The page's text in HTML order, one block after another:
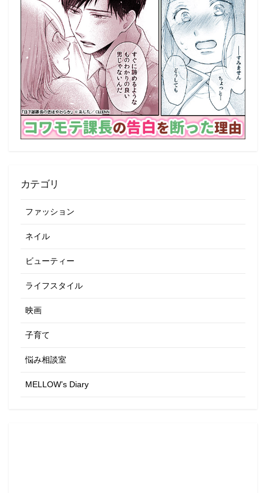
カテゴリ
ファッション
ネイル
ビューティー
ライフスタイル
映画
子育て
悩み相談室
MELLOW’s Diary